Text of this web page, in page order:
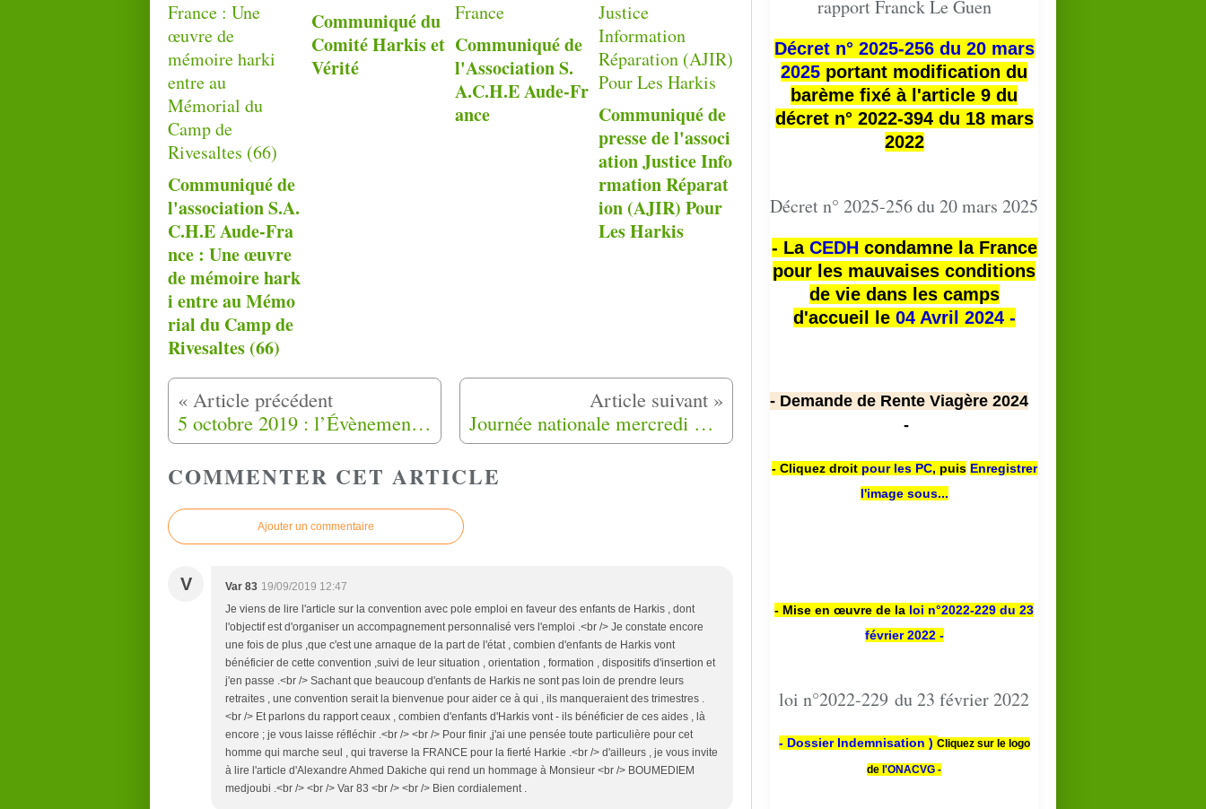
Communiqué de
l'association S.A.
C.H.E Aude-Fra
nce : Une œuvre
de mémoire hark
i entre au Mémo
rial du Camp de
Rivesaltes (66)
Communiqué du
Comité Harkis et
Vérité
Communiqué de
l'Association S.
A.C.H.E Aude-Fr
ance
Communiqué de
presse de l'associ
ation Justice Info
rmation Réparat
ion (AJIR) Pour
Les Harkis
5 octobre 2019 : l’Évènement ! inauguration du Conservatoire National de la Mémoire des Français d’AFN à Aix en Provence (13) Journée nationale mercredi 25 Septembre 2019 ( Hommage aux harkis et autres membres des formations supplétives )
COMMENTER CET ARTICLE
Ajouter un commentaire
V Var 83 19/09/2019 12:47
Je viens de lire l'article sur la convention avec pole emploi en faveur des enfants de Harkis , dont
l'objectif est d'organiser un accompagnement personnalisé vers l'emploi .<br /> Je constate encore
une fois de plus ,que c'est une arnaque de la part de l'état , combien d'enfants de Harkis vont
bénéficier de cette convention ,suivi de leur situation , orientation , formation , dispositifs d'insertion et
j'en passe .<br /> Sachant que beaucoup d'enfants de Harkis ne sont pas loin de prendre leurs
retraites , une convention serait la bienvenue pour aider ce à qui , ils manqueraient des trimestres .
<br /> Et parlons du rapport ceaux , combien d'enfants d'Harkis vont - ils bénéficier de ces aides , là
encore ; je vous laisse réfléchir .<br /> <br /> Pour finir ,j'ai une pensée toute particulière pour cet
homme qui marche seul , qui traverse la FRANCE pour la fierté Harkie .<br /> d'ailleurs , je vous invite
à lire l'article d'Alexandre Ahmed Dakiche qui rend un hommage à Monsieur <br /> BOUMEDIEM
medjoubi .<br /> <br /> Var 83 <br /> <br /> Bien cordialement .
rapport Franck Le Guen
Décret n° 2025-256 du 20 mars
2025 portant modification du
barème fixé à l'article 9 du
décret n° 2022-394 du 18 mars
2022
Décret n° 2025-256 du 20 mars 2025
- La CEDHcondamne la France
pour les mauvaises conditions
de vie dans les camps
d'accueil le 04 Avril 2024 -
- Demande de Rente Viagère 2024
-
- Cliquez droit pour les PC, puis Enregistrer
l'image sous...
- Mise en œuvre de la loi n°2022-229 du 23
février 2022 -
loi n°2022-229 du 23 février 2022
- Dossier Indemnisation ) Cliquez sur le logo
de l'ONACVG -